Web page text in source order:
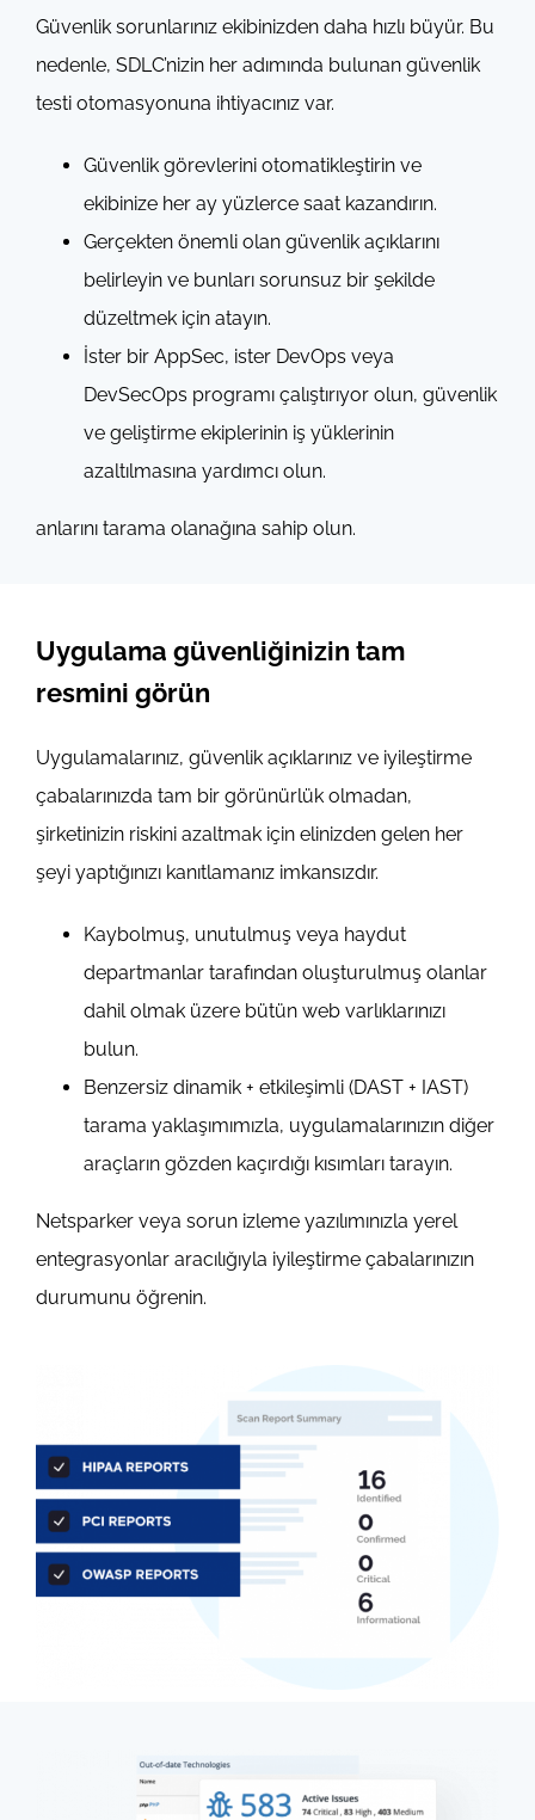
Güvenlik sorunlarınız ekibinizden daha hızlı büyür. Bu
nedenle, SDLC’nizin her adımında bulunan güvenlik
testi otomasyonuna ihtiyacınız var.
Güvenlik görevlerini otomatikleştirin ve
ekibinize her ay yüzlerce saat kazandırın.
Gerçekten önemli olan güvenlik açıklarını
belirleyin ve bunları sorunsuz bir şekilde
düzeltmek için atayın.
İster bir AppSec, ister DevOps veya
DevSecOps programı çalıştırıyor olun, güvenlik
ve geliştirme ekiplerinin iş yüklerinin
azaltılmasına yardımcı olun.
anlarını tarama olanağına sahip olun.
Uygulama güvenliğinizin tam
resmini görün
Uygulamalarınız, güvenlik açıklarınız ve iyileştirme
çabalarınızda tam bir görünürlük olmadan,
şirketinizin riskini azaltmak için elinizden gelen her
şeyi yaptığınızı kanıtlamanız imkansızdır.
Kaybolmuş, unutulmuş veya haydut
departmanlar tarafından oluşturulmuş olanlar
dahil olmak üzere bütün web varlıklarınızı
bulun.
Benzersiz dinamik + etkileşimli (DAST + IAST)
tarama yaklaşımımızla, uygulamalarınızın diğer
araçların gözden kaçırdığı kısımları tarayın.
Netsparker veya sorun izleme yazılımınızla yerel
entegrasyonlar aracılığıyla iyileştirme çabalarınızın
durumunu öğrenin.